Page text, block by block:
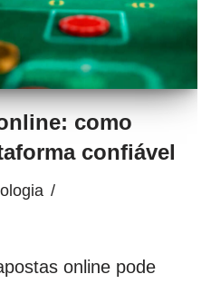
como
confiável
online pode